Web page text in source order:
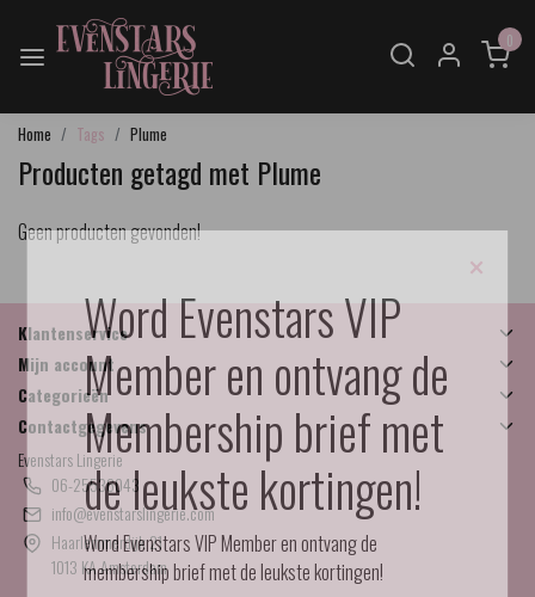
0
Home Tags Plume
Producten getagd met Plume
Geen producten gevonden!
Klantenservice
Mijn account
Categorieën
Contactgegevens
Evenstars Lingerie
06-25536043
info@evenstarslingerie.com
Haarlemmerdijk 21
1013 KA Amsterdam
×
Word Evenstars VIP
Member en ontvang de
Membership brief met
de leukste kortingen!
Word Evenstars VIP Member en ontvang de
membership brief met de leukste kortingen!